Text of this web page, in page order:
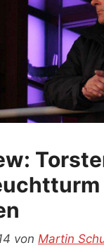
von Martin